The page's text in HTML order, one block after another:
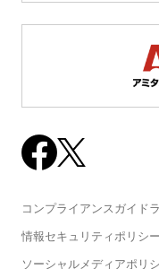
コンプライアンスガイド
情報セキュリティポリシー
ソーシャルメディアポリ